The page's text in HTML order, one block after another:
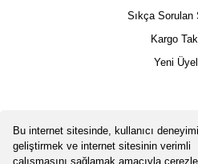
Bu internet sitesinde, kullanıcı
geliştirmek ve internet sitesinin verimli
çalışmasını sağlamak amacıyla
Sıkça Sorulan
Kargo
Yeni
Copyright 2025 © - Togga Plus - Tüm